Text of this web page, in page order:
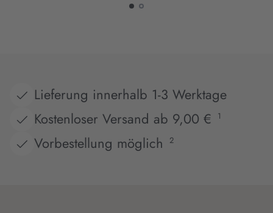
Lieferung innerhalb 1-3 Werktage
Kostenloser Versand ab 9,00 €
1
Vorbestellung möglich 2